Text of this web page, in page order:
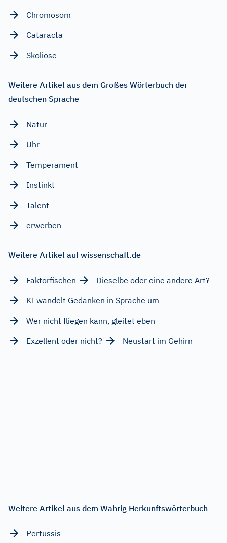
Chromosom
Cataracta
Skoliose
Weitere Artikel aus dem Großes Wörterbuch der
deutschen Sprache
Natur
Uhr
Temperament
Instinkt
Talent
erwerben
Weitere Artikel auf wissenschaft.de
Faktorfischen
Dieselbe oder eine andere Art?
KI wandelt Gedanken in Sprache um
Wer nicht fliegen kann, gleitet eben
Exzellent oder nicht?
Neustart im Gehirn
Weitere Artikel aus dem Wahrig Herkunftswörterbuch
Pertussis